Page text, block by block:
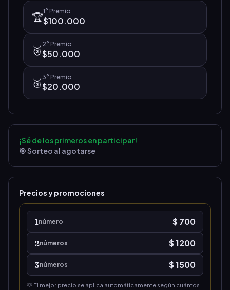
🏆1° Premio
$100.000
🥈 2° Premio
$50.000
🥉 3° Premio
$20.000
¡Sé de los primeros en participar!
🎯 Sorteo al agotarse
Precios y promociones
1número $ 700
2números $ 1200
3números $ 1500
💡 El mejor precio se aplica automáticamente según cuántos